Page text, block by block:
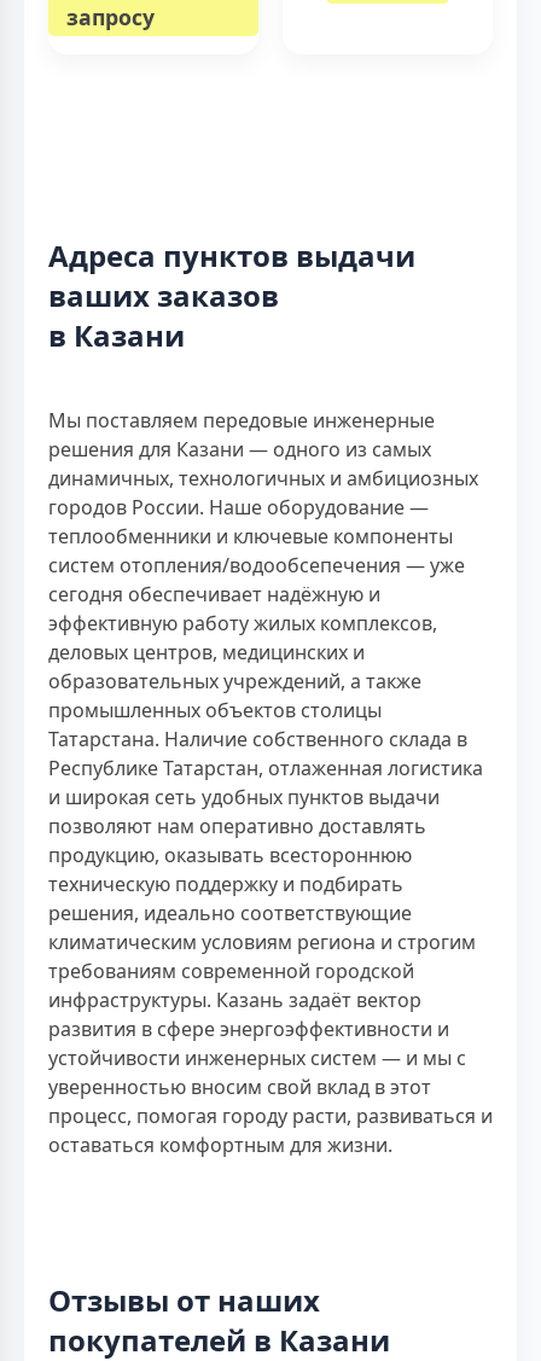
запросу
Адреса пунктов выдачи
ваших заказов
в Казани
Мы поставляем передовые инженерные
решения для Казани — одного из самых
динамичных, технологичных и амбициозных
городов России. Наше оборудование —
теплообменники и ключевые компоненты
систем отопления/водообсепечения — уже
сегодня обеспечивает надёжную и
эффективную работу жилых комплексов,
деловых центров, медицинских и
образовательных учреждений, а также
промышленных объектов столицы
Татарстана. Наличие собственного склада в
Республике Татарстан, отлаженная логистика
и широкая сеть удобных пунктов выдачи
позволяют нам оперативно доставлять
продукцию, оказывать всестороннюю
техническую поддержку и подбирать
решения, идеально соответствующие
климатическим условиям региона и строгим
требованиям современной городской
инфраструктуры. Казань задаёт вектор
развития в сфере энергоэффективности и
устойчивости инженерных систем — и мы с
уверенностью вносим свой вклад в этот
процесс, помогая городу расти, развиваться и
оставаться комфортным для жизни.
Отзывы от наших
покупателей в Казани